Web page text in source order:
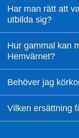
Har man rätt att
utbilda sig?
Hur gammal kan
Hemvärnet?
Behöver jag
Vilken ersättning